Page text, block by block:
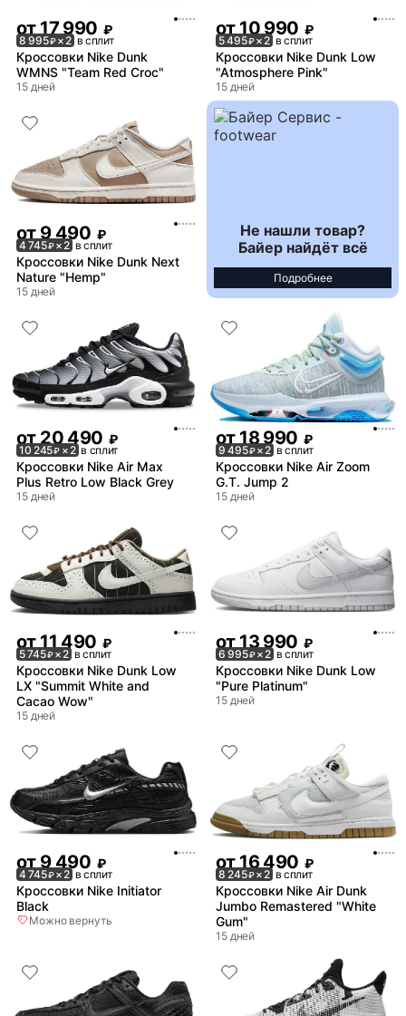
от17 990 ₽
8 995₽× 2 в сплит
Кроссовки Nike Dunk
WMNS "Team Red Croc"
15 дней
от10 990 ₽
5 495₽× 2 в сплит
Кроссовки Nike Dunk Low
"Atmosphere Pink"
15 дней
от9 490 ₽
4 745₽× 2 в сплит
Кроссовки Nike Dunk Next
Nature "Hemp"
15 дней
Не нашли товар?
Байер найдёт всё
Подробнее
от 20 490 ₽
10 245₽ × 2 в сплит
Кроссовки Nike Air Max
Plus Retro Low Black Grey
15 дней
от 18 990 ₽
9 495₽× 2 в сплит
Кроссовки Nike Air Zoom
G.T. Jump 2
15 дней
от11 490 ₽
5 745₽× 2 в сплит
Кроссовки Nike Dunk Low
LX "Summit White and
Cacao Wow"
15 дней
от13 990 ₽
6 995₽× 2 в сплит
Кроссовки Nike Dunk Low
"Pure Platinum"
15 дней
от9 490 ₽
4 745₽× 2 в сплит
Кроссовки Nike Initiator
Black
Можно вернуть
от16 490 ₽
8 245₽× 2 в сплит
Кроссовки Nike Air Dunk
Jumbo Remastered "White
Gum"
15 дней